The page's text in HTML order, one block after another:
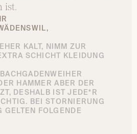
ist.
KALT, NIMM ZUR
SCHICHT KLEIDUNG
HAMMER ABER DER
DESHALB IST JEDE*R
BEI STORNIERUNG
GELTEN FOLGENDE